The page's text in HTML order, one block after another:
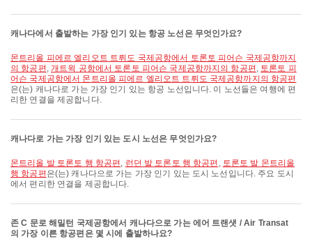
캐나다에서 출발하는 가장 인기 있는 항공 노선은 무엇인가요?
몬트리올 피에르 엘리오트 트뤼도 국제공항에서 토론토 피어슨 국제공항까지
의 항공편 , 개트윅 공항에서 토론토 피어슨 국제공항까지의 항공편 , 토론토 피
어슨 국제공항에서 몬트리올 피에르 엘리오트 트뤼도 국제공항까지의 항공편
은(는) 캐나다로 가는 가장 인기 있는 항공 노선입니다. 이 노선들은 여행에 편
리한 연결을 제공합니다.
캐나다로 가는 가장 인기 있는 도시 노선은 무엇인가요?
몬트리올 발 토론토 행 항공편 , 런던 발 토론토 행 항공편 , 토론토 발 몬트리올
행 항공편 은(는) 캐나다으로 가는 가장 인기 있는 도시 노선입니다. 주요 도시
에서 편리한 연결을 제공합니다.
존 C 문로 해밀턴 국제공항에서 캐나다으로 가는 에어 트랜샛 / Air Transat
의 가장 이른 항공편은 몇 시에 출발하나요?